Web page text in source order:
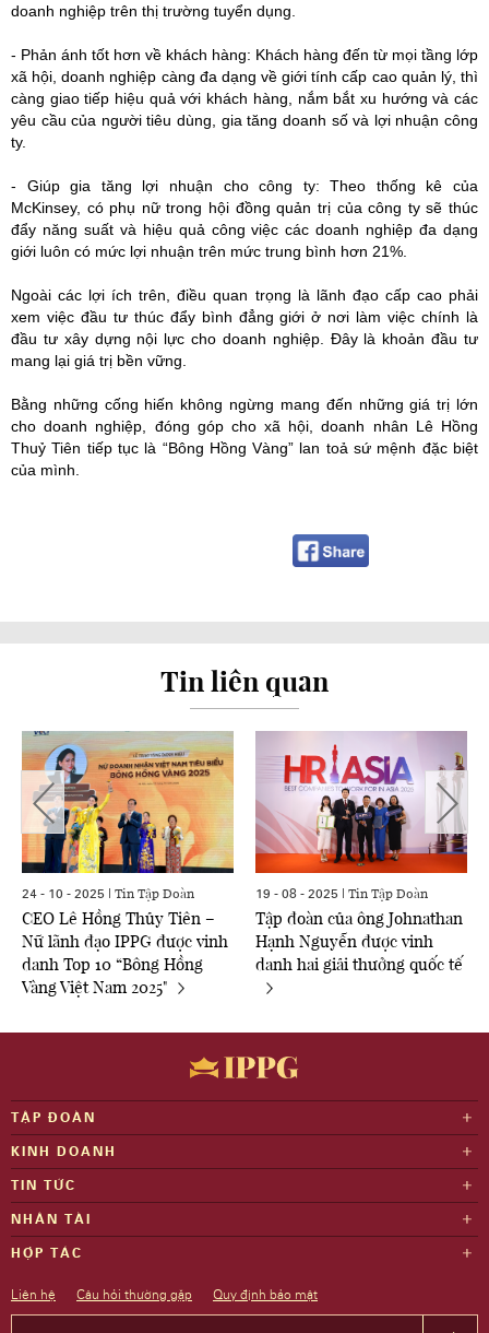
doanh nghiệp trên thị trường tuyển dụng.
- Phản ánh tốt hơn về khách hàng: Khách hàng đến từ mọi tầng lớp
xã hội, doanh nghiệp càng đa dạng về giới tính cấp cao quản lý, thì
càng giao tiếp hiệu quả với khách hàng, nắm bắt xu hướng và các
yêu cầu của người tiêu dùng, gia tăng doanh số và lợi nhuận công
ty.
- Giúp gia tăng lợi nhuận cho công ty: Theo thống kê của
McKinsey, có phụ nữ trong hội đồng quản trị của công ty sẽ thúc
đẩy năng suất và hiệu quả công việc các doanh nghiệp đa dạng
giới luôn có mức lợi nhuận trên mức trung bình hơn 21%.
Ngoài các lợi ích trên, điều quan trọng là lãnh đạo cấp cao phải
xem việc đầu tư thúc đẩy bình đẳng giới ở nơi làm việc chính là
đầu tư xây dựng nội lực cho doanh nghiệp. Đây là khoản đầu tư
mang lại giá trị bền vững.
Bằng những cống hiến không ngừng mang đến những giá trị lớn
cho doanh nghiệp, đóng góp cho xã hội, doanh nhân Lê Hồng
Thuỷ Tiên tiếp tục là “Bông Hồng Vàng” lan toả sứ mệnh đặc biệt
của mình.
Tin liên quan
24 - 10 - 2025 | Tin Tập Đoàn
CEO Lê Hồng Thủy Tiên –
Nữ lãnh đạo IPPG được vinh
danh Top 10 “Bông Hồng
Vàng Việt Nam 2025"
19 - 08 - 2025 | Tin Tập Đoàn
Tập đoàn của ông Johnathan
Hạnh Nguyễn được vinh
danh hai giải thưởng quốc tế
TẬP ĐOÀN
KINH DOANH
TIN TỨC
NHÂN TÀI
HỢP TÁC
Liên hệ Câu hỏi thường gặp Quy định bảo mật